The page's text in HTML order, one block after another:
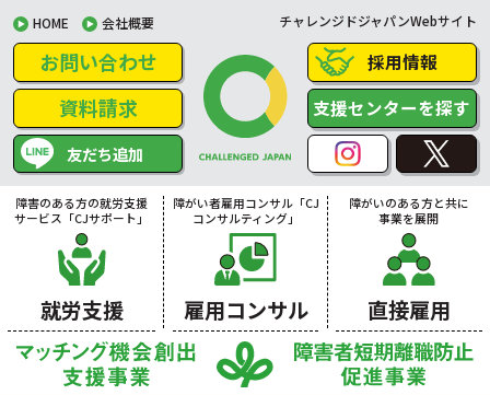
HOME 会社概要 チャレンジドジャパンWebサイト
お問い合わせ
資料請求
友だち追加
採用情報
支援センターを探す
障害のある方の就労支援
サービス「CJサポート」
就労支援
障がい者雇用コンサル「CJ
コンサルティング」
雇用コンサル
障がいのある方と共に
事業を展開
直接雇用